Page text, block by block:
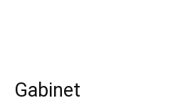
Gabinet